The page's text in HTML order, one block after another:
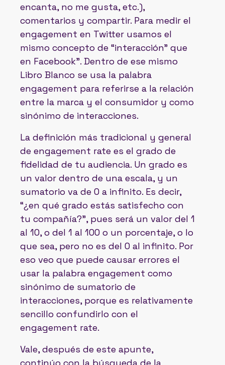
encanta, no me gusta, etc.),
comentarios y compartir. Para medir el
engagement en Twitter usamos el
mismo concepto de “interacción” que
en Facebook”. Dentro de ese mismo
Libro Blanco se usa la palabra
engagement para referirse a la relación
entre la marca y el consumidor y como
sinónimo de interacciones.
La definición más tradicional y general
de engagement rate es el grado de
fidelidad de tu audiencia. Un grado es
un valor dentro de una escala, y un
sumatorio va de 0 a infinito. Es decir,
“¿en qué grado estás satisfecho con
tu compañía?”, pues será un valor del 1
al 10, o del 1 al 100 o un porcentaje, o lo
que sea, pero no es del 0 al infinito. Por
eso veo que puede causar errores el
usar la palabra engagement como
sinónimo de sumatorio de
interacciones, porque es relativamente
sencillo confundirlo con el
engagement rate.
Vale, después de este apunte,
continúo con la búsqueda de la